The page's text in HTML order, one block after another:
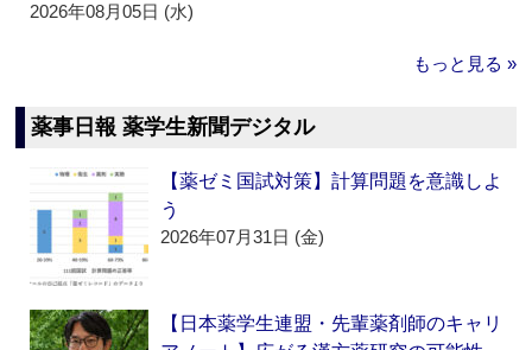
2026年08月05日 (水)
もっと見る »
薬事日報 薬学生新聞デジタル
【薬ゼミ国試対策】計算問題を意識しよ
う
2026年07月31日 (金)
【日本薬学生連盟・先輩薬剤師のキャリ